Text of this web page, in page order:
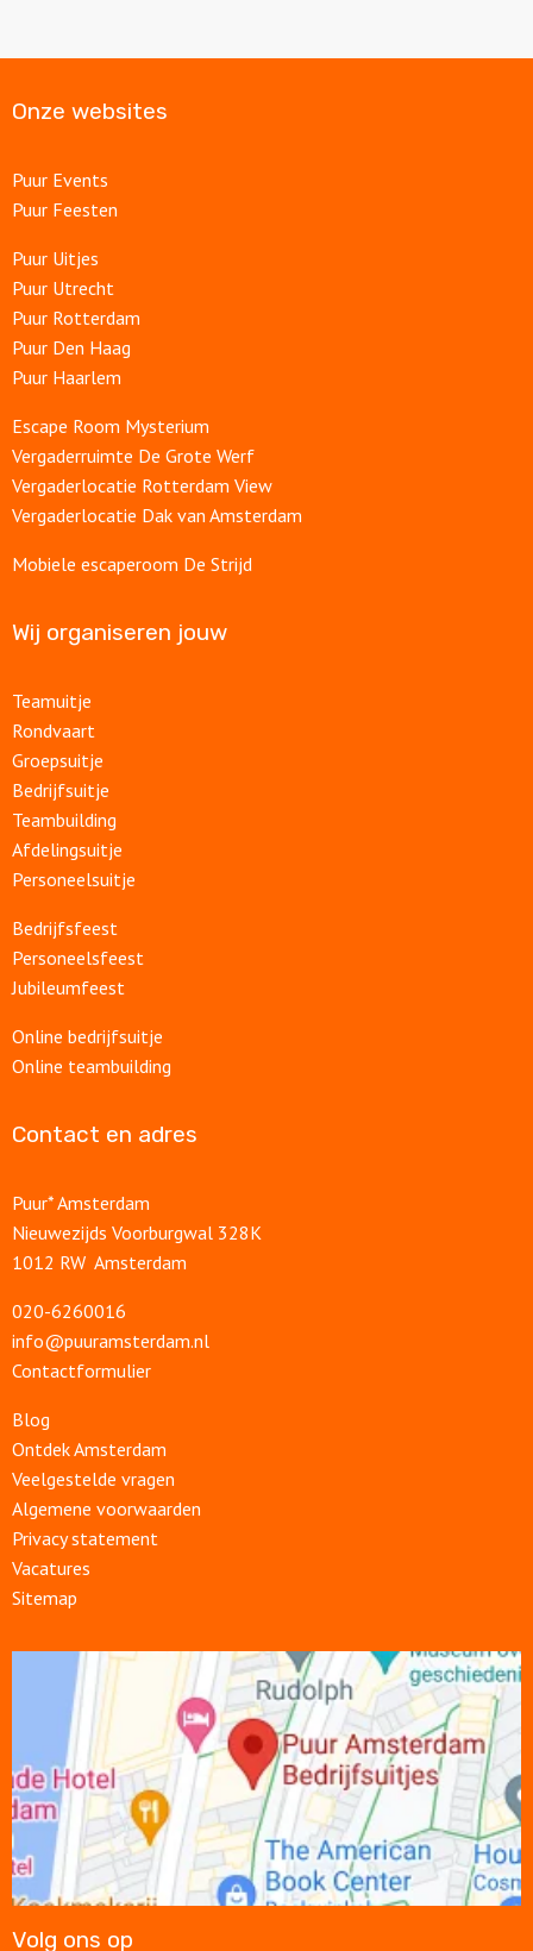
Onze websites
Puur Events
Puur Feesten
Puur Uitjes
Puur Utrecht
Puur Rotterdam
Puur Den Haag
Puur Haarlem
Escape Room Mysterium
Vergaderruimte De Grote Werf
Vergaderlocatie Rotterdam View
Vergaderlocatie Dak van Amsterdam
Mobiele escaperoom De Strijd
Wij organiseren jouw
Teamuitje
Rondvaart
Groepsuitje
Bedrijfsuitje
Teambuilding
Afdelingsuitje
Personeelsuitje
Bedrijfsfeest
Personeelsfeest
Jubileumfeest
Online bedrijfsuitje
Online teambuilding
Contact en adres
Puur* Amsterdam
Nieuwezijds Voorburgwal 328K
1012 RW Amsterdam
020-6260016
info@puuramsterdam.nl
Contactformulier
Blog
Ontdek Amsterdam
Veelgestelde vragen
Algemene voorwaarden
Privacy statement
Vacatures
Sitemap
Volg ons op